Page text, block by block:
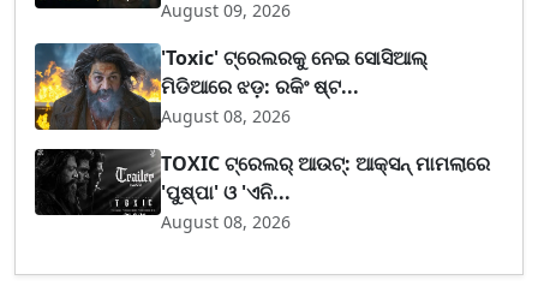
August 09, 2026
'Toxic' ଟ୍ରେଲରକୁ ନେଇ ସୋସିଆଲ୍
ମିଡିଆରେ ଝଡ଼: ରକିଂ ଷ୍ଟ...
August 08, 2026
TOXIC ଟ୍ରେଲର୍ ଆଉଟ୍: ଆକ୍ସନ୍ ମାମଲାରେ
'ପୁଷ୍ପା' ଓ 'ଏନି...
August 08, 2026